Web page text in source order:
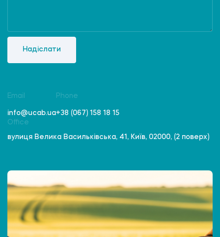
Надіслати
Email
info@ucab.ua
Phone
+38 (067) 158 18 15
Office
вулиця Велика Васильківська, 41, Київ, 02000, (2 поверх)